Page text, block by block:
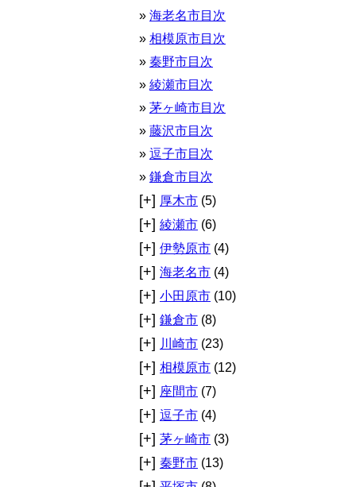
海老名市目次
相模原市目次
秦野市目次
綾瀬市目次
茅ヶ崎市目次
藤沢市目次
逗子市目次
鎌倉市目次
[+] 厚木市 (5)
[+] 綾瀬市 (6)
[+] 伊勢原市 (4)
[+] 海老名市 (4)
[+] 小田原市 (10)
[+] 鎌倉市 (8)
[+] 川崎市 (23)
[+] 相模原市 (12)
[+] 座間市 (7)
[+] 逗子市 (4)
[+] 茅ヶ崎市 (3)
[+] 秦野市 (13)